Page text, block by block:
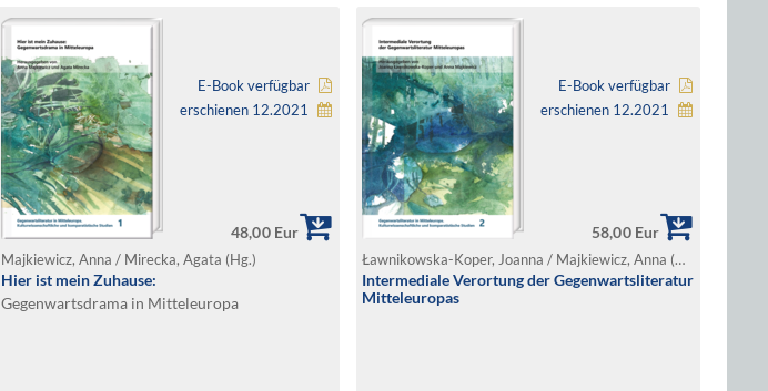
E-Book verfügbar
erschienen 12.2021
48,00 Eur
Majkiewicz, Anna / Mirecka, Agata (Hg.)
Hier ist mein Zuhause:
Gegenwartsdrama in Mitteleuropa
E-Book verfügbar
erschienen 12.2021
58,00 Eur
Ławnikowska-Koper, Joanna / Majkiewicz, Anna (Hg.)
Intermediale Verortung der Gegenwartsliteratur
Mitteleuropas